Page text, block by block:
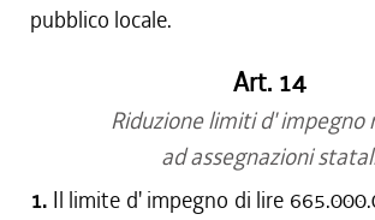
pubblico locale.
Art. 14
Riduzione limiti d' impegno
ad assegnazioni
1. Il limite d' impegno di lire